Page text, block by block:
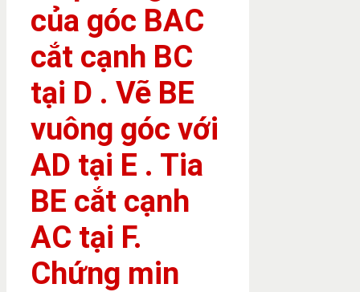
của góc BAC
cắt cạnh BC
tại D . Vẽ BE
vuông góc với
AD tại E . Tia
BE cắt cạnh
AC tại F.
Chứng min